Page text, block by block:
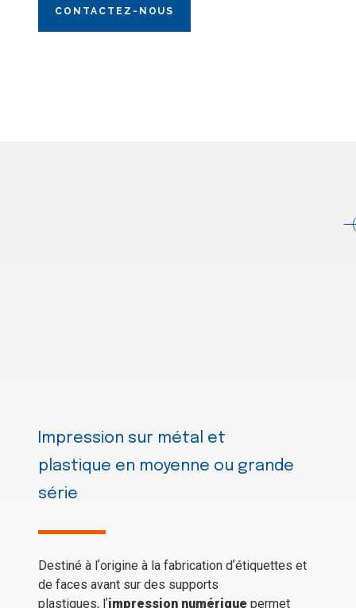
CONTACTEZ-NOUS
Impression sur métal et
plastique en moyenne ou grande
série
Destiné à lʼorigine à la fabrication dʼétiquettes et
de faces avant sur des supports
plastiques, lʼimpression numérique permet